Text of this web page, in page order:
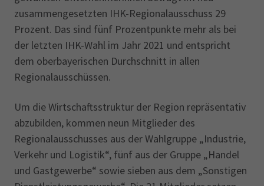
zusammengesetzten IHK-Regionalausschuss 29
Prozent. Das sind fünf Prozentpunkte mehr als bei
der letzten IHK-Wahl im Jahr 2021 und entspricht
dem oberbayerischen Durchschnitt in allen
Regionalausschüssen.
Um die Wirtschaftsstruktur der Region repräsentativ
abzubilden, kommen neun Mitglieder des
Regionalausschusses aus der Wahlgruppe „Industrie,
Verkehr und Logistik“, fünf aus der Gruppe „Handel
und Gastgewerbe“ sowie sieben aus dem „Sonstigen